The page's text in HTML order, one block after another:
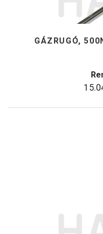
GÁZRUGÓ,